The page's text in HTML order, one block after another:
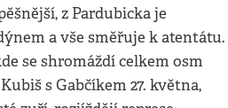
z Pardubicka je
a vše směřuje k atentátu.
se shromáždí celkem osm
s Gabčíkem 27. května,